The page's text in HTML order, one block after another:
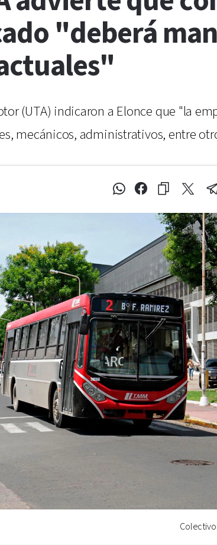
"deberá
(UTA) indicaron a Elonce que "la
mecánicos, administrativos, entre